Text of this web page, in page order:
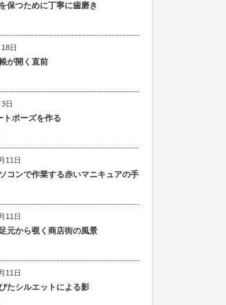
保つために丁寧に歯磨き
日
が開く直前
日
トポーズを作る
11日
コンで作業する赤いマニキュアの手
11日
元から覗く商店街の風景
11日
たシルエットによる影